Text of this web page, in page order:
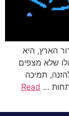
הארץ, היא
שלא מצפים
תמיכה
…
Read